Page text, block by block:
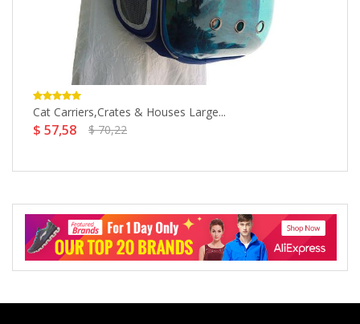
Cat Carriers,Crates & Houses Large...
$ 57,58 $ 70,22